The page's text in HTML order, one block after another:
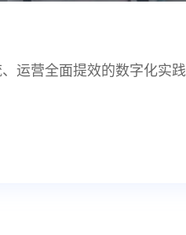
运营全面提效的数字化实践